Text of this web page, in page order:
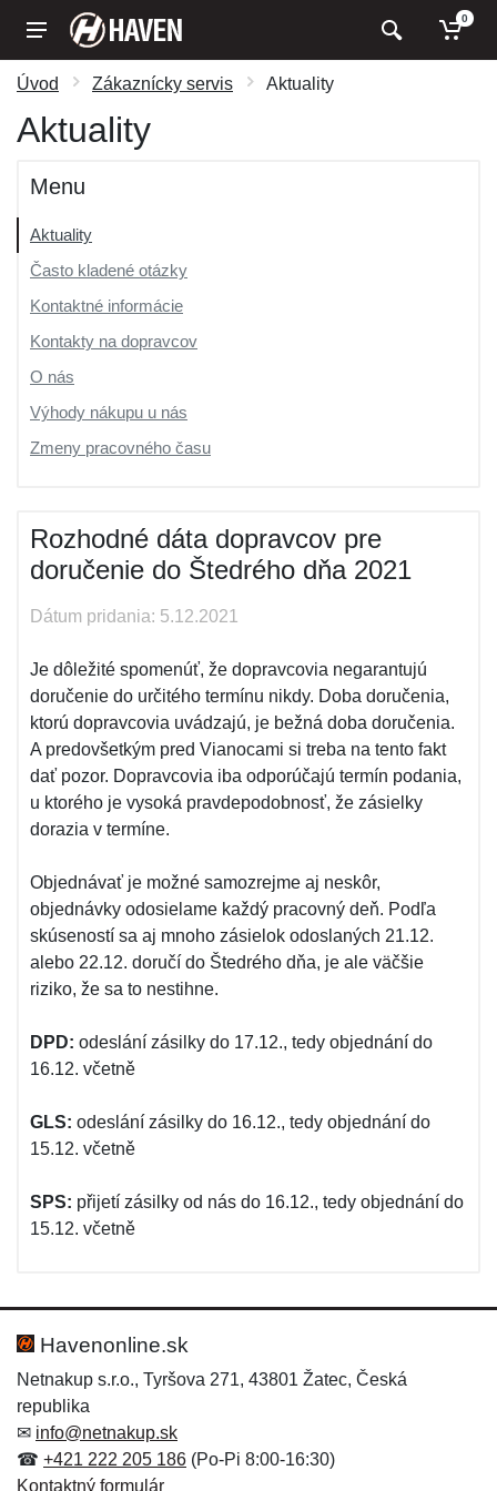
0
Úvod Zákaznícky servis Aktuality
Aktuality
Menu
Aktuality
Často kladené otázky
Kontaktné informácie
Kontakty na dopravcov
O nás
Výhody nákupu u nás
Zmeny pracovného času
Rozhodné dáta dopravcov pre
doručenie do Štedrého dňa 2021
Dátum pridania: 5.12.2021
Je dôležité spomenúť, že dopravcovia negarantujú
doručenie do určitého termínu nikdy. Doba doručenia,
ktorú dopravcovia uvádzajú, je bežná doba doručenia.
A predovšetkým pred Vianocami si treba na tento fakt
dať pozor. Dopravcovia iba odporúčajú termín podania,
u ktorého je vysoká pravdepodobnosť, že zásielky
dorazia v termíne.
Objednávať je možné samozrejme aj neskôr,
objednávky odosielame každý pracovný deň. Podľa
skúseností sa aj mnoho zásielok odoslaných 21.12.
alebo 22.12. doručí do Štedrého dňa, je ale väčšie
riziko, že sa to nestihne.
DPD: odeslání zásilky do 17.12., tedy objednání do
16.12. včetně
GLS: odeslání zásilky do 16.12., tedy objednání do
15.12. včetně
SPS: přijetí zásilky od nás do 16.12., tedy objednání do
15.12. včetně
Havenonline.sk
Netnakup s.r.o., Tyršova 271, 43801 Žatec, Česká
republika
✉ info@netnakup.sk
☎ +421 222 205 186 (Po-Pi 8:00-16:30)
Kontaktný formulár